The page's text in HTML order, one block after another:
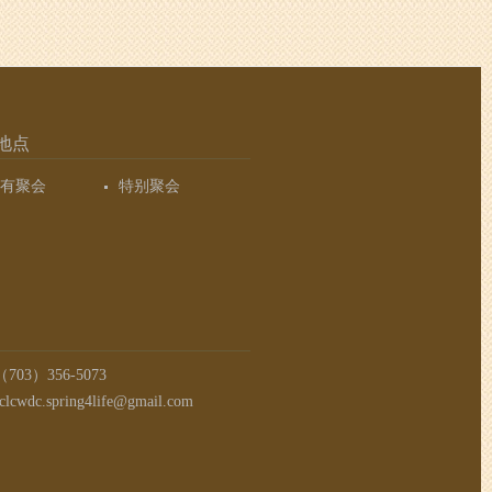
点
聚会 特别聚会
703）356-5073
clcwdc.spring4life@gmail.com